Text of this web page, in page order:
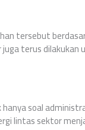
tersebut
terus
soal
lintas sektor